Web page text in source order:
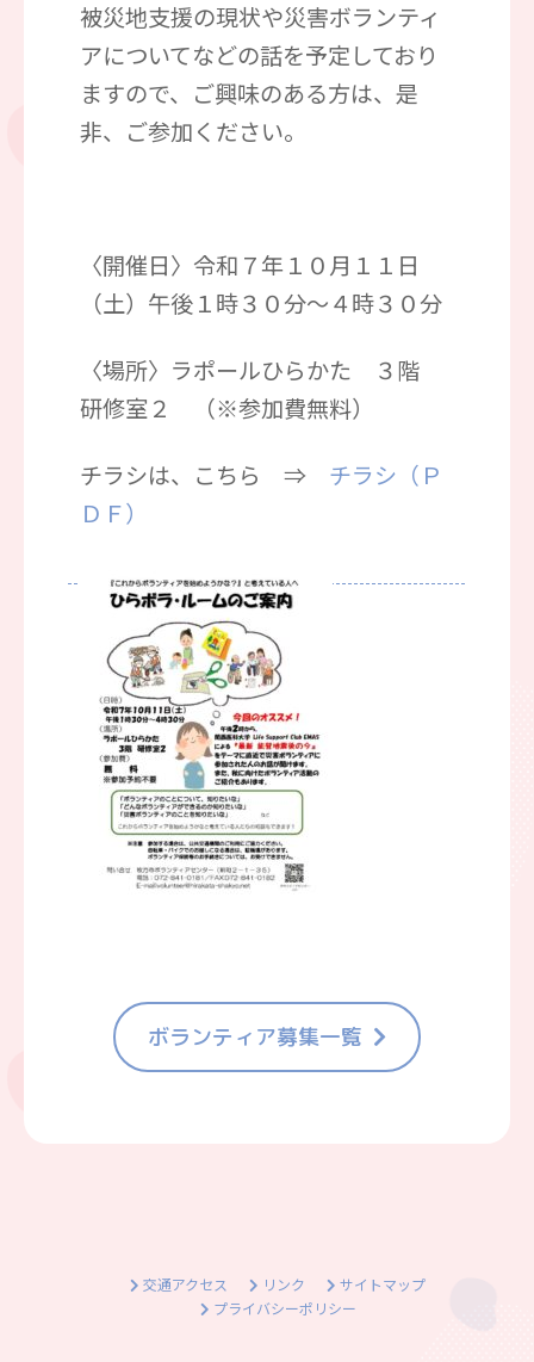
被災地支援の現状や災害ボランティ
アについてなどの話を予定しており
ますので、ご興味のある方は、是
非、ご参加ください。
〈開催日〉令和７年１０月１１日
（土）午後１時３０分～４時３０分
〈場所〉ラポールひらかた ３階
研修室２ （※参加費無料）
チラシは、こちら ⇒ チラシ（Ｐ
ＤＦ）
ボランティア募集一覧
交通アクセス リンク
サイトマップ
プライバシーポリシー